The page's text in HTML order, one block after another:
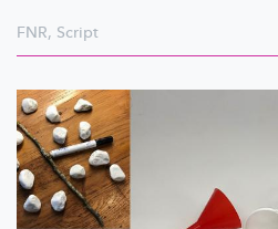
FNR, Script